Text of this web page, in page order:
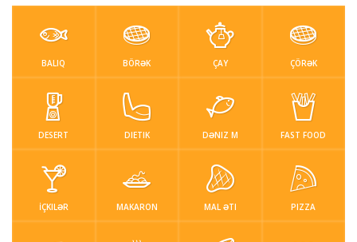
Sous Suplar Tortlar
Toyuqlar
Yemek resepti
faydali melumat
Əlaqə
Giriş / Qeydiyat
BALIQ BÖRƏK ÇAY ÇÖRƏK
DESERT DIETIK DƏNIZ M FAST FOOD
İÇKILƏR MAKARON MAL ƏTI PIZZA